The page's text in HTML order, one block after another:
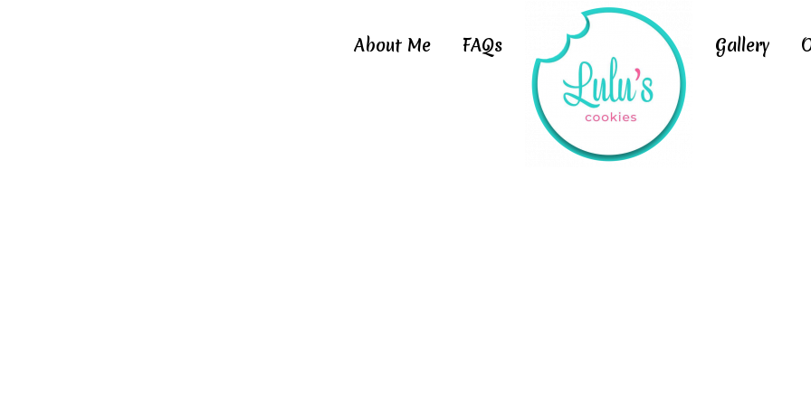
About Me FAQs Gallery